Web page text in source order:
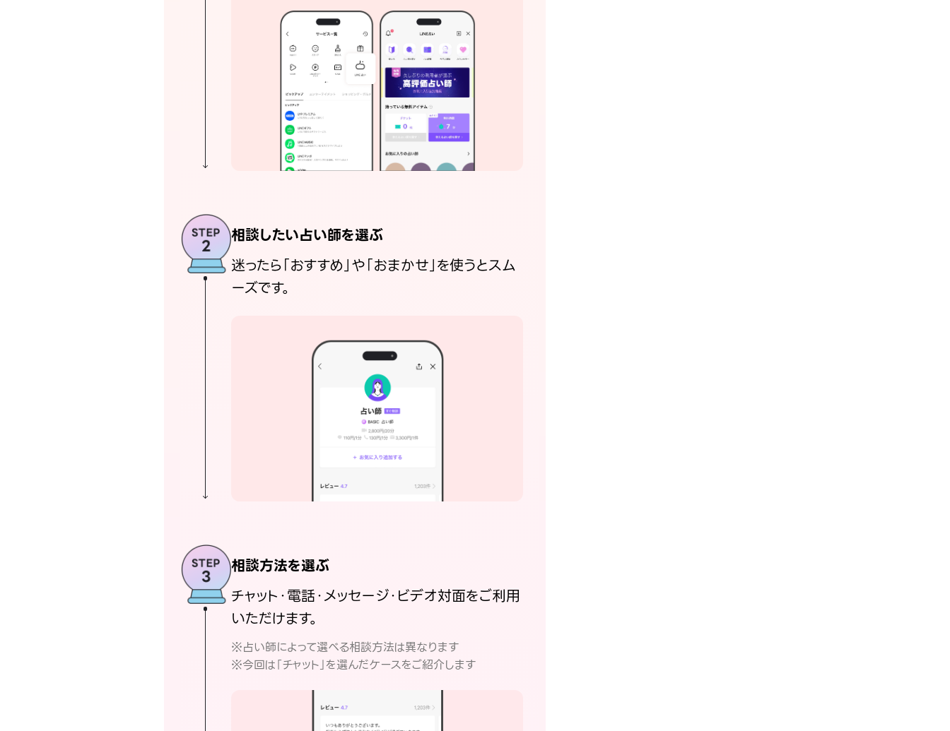
相談したい占い師を選ぶ
迷ったら「おすすめ」や「おまかせ」を使うとスム
ーズです。
相談方法を選ぶ
チャット・電話・メッセージ・ビデオ対面をご利用
いただけます。
※占い師によって選べる相談方法は異なります
※今回は「チャット」を選んだケースをご紹介します